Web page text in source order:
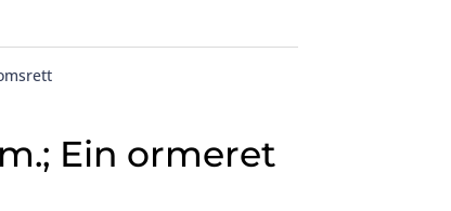
Ein ormeret